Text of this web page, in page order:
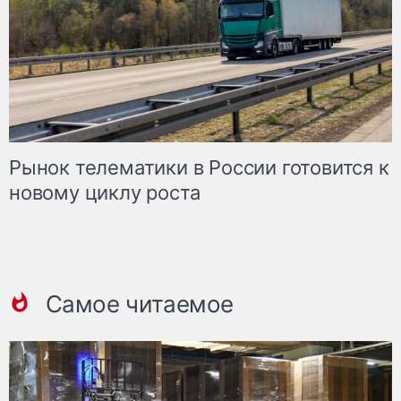
Рынок телематики в России готовится к
новому циклу роста
Самое читаемое